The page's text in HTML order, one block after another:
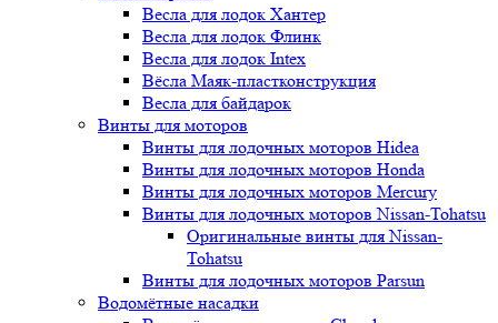
Весла для лодок Хантер
Весла для лодок Флинк
Весла для лодок Intex
Вёсла Маяк-пластконструкция
Весла для байдарок
Винты для моторов
Винты для лодочных моторов Hidea
Винты для лодочных моторов Honda
Винты для лодочных моторов Mercury
Винты для лодочных моторов Nissan-Tohatsu
Оригинальные винты для Nissan-
Tohatsu
Винты для лодочных моторов Parsun
Водомётные насадки